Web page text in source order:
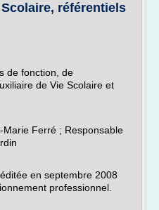
référentiels
de fonction, de
de Vie Scolaire et
Ferré ; Responsable
en septembre 2008
professionnel.